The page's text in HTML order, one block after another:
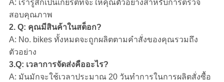
A: เรารู้สึกเป็นเกียรติที่จะให้คุณตัวอย่างสำหรับการตรวจ
สอบคุณภาพ
2. Q: คุณมีสินค้าในสต็อก?
A: No. bikes ทั้งหมดจะถูกผลิตตามคำสั่งของคุณรวมถึง
ตัวอย่าง
3.Q: เวลาการจัดส่งคืออะไร?
A: มันมักจะใช้เวลาประมาณ 20 วันทำการในการผลิตสั่งซื้อ